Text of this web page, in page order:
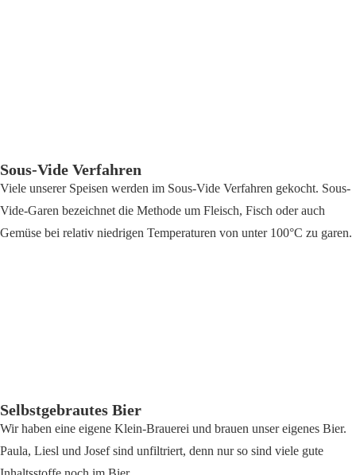
Sous-Vide Verfahren
Viele unserer Speisen werden im Sous-Vide Verfahren gekocht. Sous-
Vide-Garen bezeichnet die Methode um Fleisch, Fisch oder auch
Gemüse bei relativ niedrigen Temperaturen von unter 100°C zu garen.
Selbstgebrautes Bier
Wir haben eine eigene Klein-Brauerei und brauen unser eigenes Bier.
Paula, Liesl und Josef sind unfiltriert, denn nur so sind viele gute